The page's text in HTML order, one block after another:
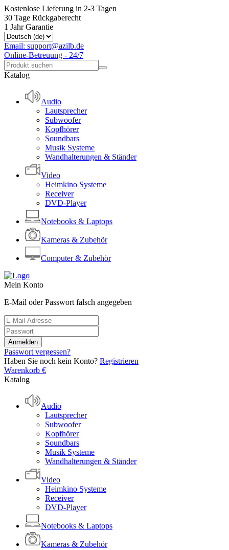
Kostenlose Lieferung in 2-3 Tagen
30 Tage Rückgaberecht
1 Jahr Garantie
Email: support@azilb.de
Online-Betreuung - 24/7
Katalog
Audio
Lautsprecher
Subwoofer
Kopfhörer
Soundbars
Musik Systeme
Wandhalterungen & Ständer
Video
Heimkino Systeme
Receiver
DVD-Player
Notebooks & Laptops
Kameras & Zubehör
Computer & Zubehör
Mein Konto
E-Mail oder Passwort falsch angegeben
Passwort vergessen?
Haben Sie noch kein Konto? Registrieren
Warenkorb €
Katalog
Audio
Lautsprecher
Subwoofer
Kopfhörer
Soundbars
Musik Systeme
Wandhalterungen & Ständer
Video
Heimkino Systeme
Receiver
DVD-Player
Notebooks & Laptops
Kameras & Zubehör